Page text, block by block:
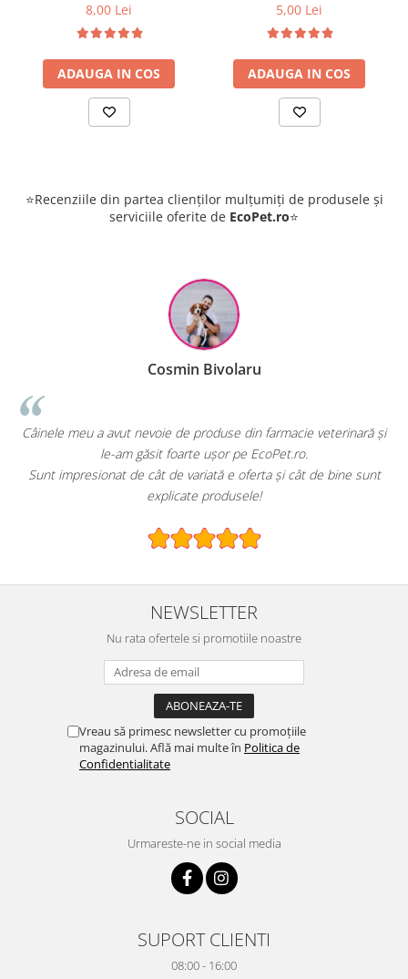
8,00 Lei
ADAUGA IN COS
5,00 Lei
ADAUGA IN COS
⭐Recenziile din partea clienților mulțumiți de produsele și
serviciile oferite de EcoPet.ro⭐
Cosmin Bivolaru
Câinele meu a avut nevoie de produse din farmacie veterinară și
le-am găsit foarte ușor pe EcoPet.ro.
Sunt impresionat de cât de variată e oferta și cât de bine sunt
explicate produsele!
NEWSLETTER
Nu rata ofertele si promotiile noastre
Vreau să primesc newsletter cu promoțiile
magazinului. Află mai multe în Politica de
Confidentialitate
SOCIAL
Urmareste-ne in social media
SUPORT CLIENTI
08:00 - 16:00